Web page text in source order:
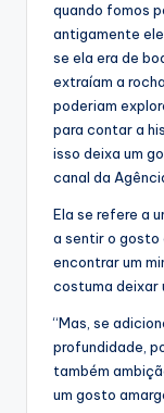
quando fomos
antigamente
se ela era de
extraíam a
poderiam
para contar a
isso deixa um
canal da
Ela se refere a
a sentir o gosto
encontrar um
costuma deixar
“Mas, se
profundidade,
também
um gosto